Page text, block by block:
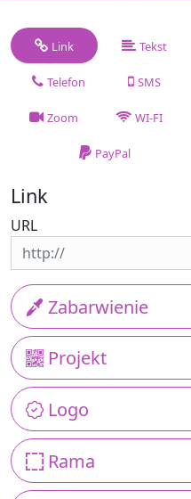
Link Tekst
Telefon SMS
Zoom WI-FI
PayPal
Link
URL
Zabarwienie
Projekt
Logo
Rama